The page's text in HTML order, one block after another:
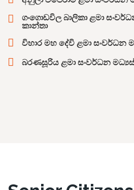
ගංගොඩවිල බාලිකා ළමා
කාන්තා
විහාර මහ දේවි ළමා සංවර්ධන
බරණසූරිය ළමා සංවර්ධන